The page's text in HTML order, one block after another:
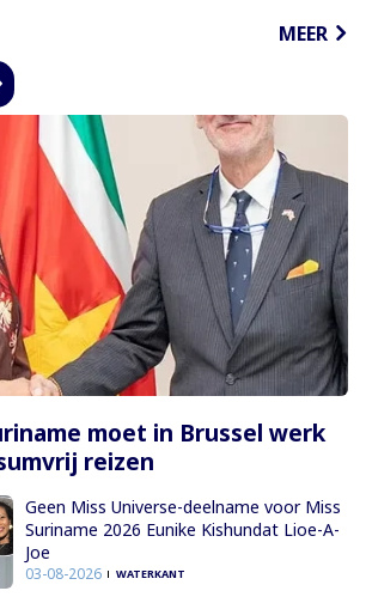
MEER
moet in Brussel werk
reizen
Geen Miss Universe-deelname voor Miss
Suriname 2026 Eunike Kishundat Lioe-A-
Joe
03-08-2026 WATERKANT